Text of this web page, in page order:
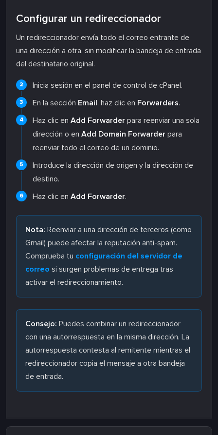
Configurar un redireccionador
Un redireccionador envía todo el correo entrante de
una dirección a otra, sin modificar la bandeja de entrada
del destinatario original.
Inicia sesión en el panel de control de cPanel.
En la sección Email, haz clic en Forwarders.
Haz clic en Add Forwarder para reenviar una sola
dirección o en Add Domain Forwarder para
reenviar todo el correo de un dominio.
Introduce la dirección de origen y la dirección de
destino.
Haz clic en Add Forwarder.
Nota: Reenviar a una dirección de terceros (como
Gmail) puede afectar la reputación anti-spam.
Comprueba tu configuración del servidor de
correo si surgen problemas de entrega tras
activar el redireccionamiento.
Consejo: Puedes combinar un redireccionador
con una autorrespuesta en la misma dirección. La
autorrespuesta contesta al remitente mientras el
redireccionador copia el mensaje a otra bandeja
de entrada.